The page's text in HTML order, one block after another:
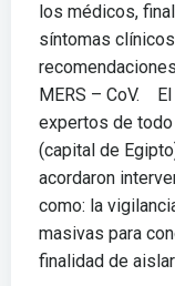
los médicos,
síntomas
MERS – CoV.
expertos de todo
(capital de
acordaron
como: la
masivas para
finalidad de